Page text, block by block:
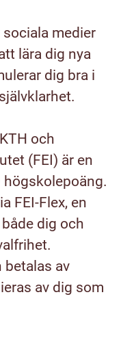
sociala medier
lära dig nya
dig bra i
och
(FEI) är en
FEI-Flex, en
dig och
av
av dig som